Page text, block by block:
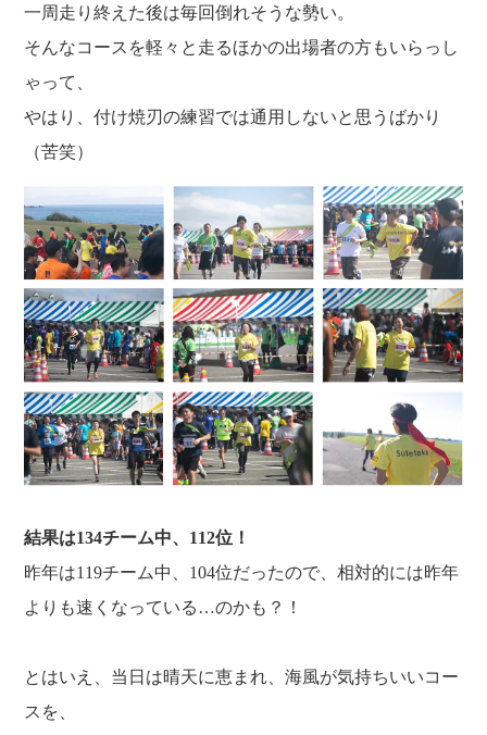
一周走り終えた後は毎回倒れそうな勢い。
そんなコースを軽々と走るほかの出場者の方もいらっし
ゃって、
やはり、付け焼刃の練習では通用しないと思うばかり
（苦笑）
結果は134チーム中、112位！
昨年は119チーム中、104位だったので、相対的には昨年
よりも速くなっている…のかも？！
とはいえ、当日は晴天に恵まれ、海風が気持ちいいコー
スを、